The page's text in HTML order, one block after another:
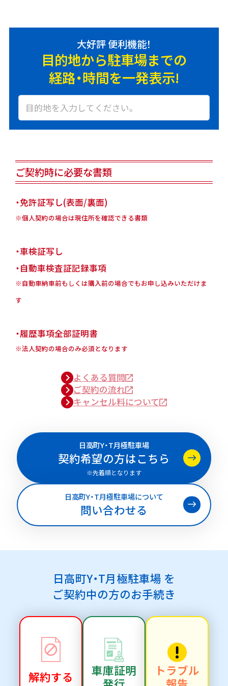
大好評 便利機能！
目的地から駐車場までの
経路・時間を一発表示!
ご契約時に必要な書類
・免許証写し(表面/裏面)
※個人契約の場合は現住所を確認できる書類
・車検証写し
・自動車検査証記録事項
※自動車納車前もしくは購入前の場合でもお申し込みいただけま
す
・履歴事項全部証明書
※法人契約の場合のみ必須となります
よくある質問
ご契約の流れ
キャンセル料について
日高町Y・T月極駐車場
契約希望の方はこちら
※先着順となります
日高町Y・T月極駐車場について
問い合わせる
日高町Y・T月極駐車場 を
ご契約中の方のお手続き
解約する
車庫証明
トラブル